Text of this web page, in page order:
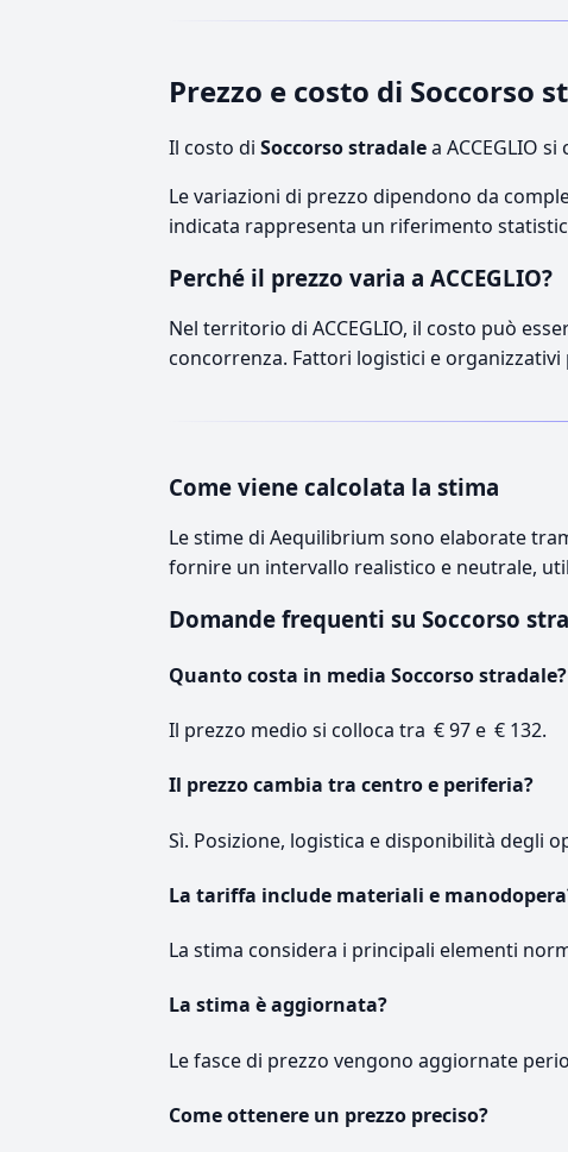
Prezzo e costo di Soccorso
Il costo di Soccorso stradalea ACCEGLIO
Le variazioni di prezzo dipendono da
indicata rappresenta un riferimento
Perché il prezzo varia a ACCEGLIO?
Nel territorio di ACCEGLIO, il costo può
concorrenza. Fattori logistici e
Come viene calcolata la stima
Le stime di Aequilibrium sono elaborate
fornire un intervallo realistico e neutrale,
Domande frequenti su Soccorso
Quanto costa in media Soccorso stradale?
Il prezzo medio si colloca tra € 97 e € 132.
Il prezzo cambia tra centro e periferia?
Sì. Posizione, logistica e disponibilità degli
La tariffa include materiali e
La stima considera i principali elementi
La stima è aggiornata?
Le fasce di prezzo vengono aggiornate
Come ottenere un prezzo preciso?